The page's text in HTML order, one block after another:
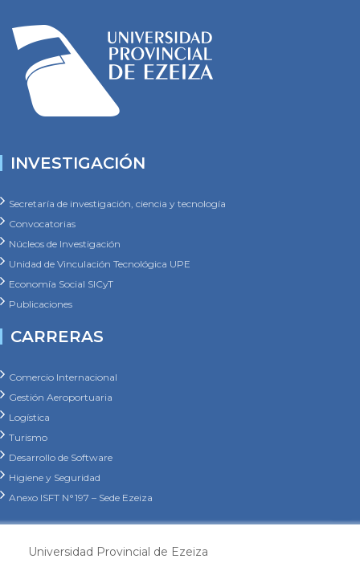
INVESTIGACIÓN
Secretaría de investigación, ciencia y tecnología
Convocatorias
Núcleos de Investigación
Unidad de Vinculación Tecnológica UPE
Economía Social SICyT
Publicaciones
CARRERAS
Comercio Internacional
Gestión Aeroportuaria
Logística
Turismo
Desarrollo de Software
Higiene y Seguridad
Anexo ISFT N°197 – Sede Ezeiza
Universidad Provincial de Ezeiza